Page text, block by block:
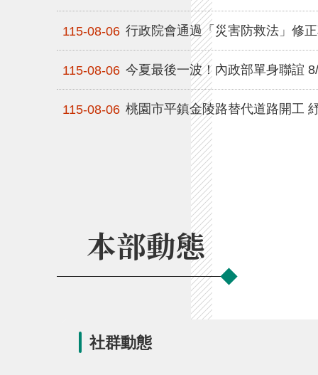
115-08-06 行政院會通過「災害防救法」修
115-08-06 今夏最後一波！內政部單身聯誼
115-08-06 桃園市平鎮金陵路替代道路開工
本部動態
社群動態